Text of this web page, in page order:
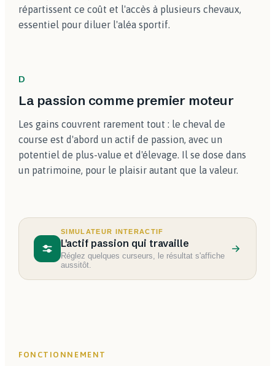
répartissent ce coût et l'accès à plusieurs chevaux,
essentiel pour diluer l'aléa sportif.
D
La passion comme premier moteur
Les gains couvrent rarement tout : le cheval de
course est d'abord un actif de passion, avec un
potentiel de plus-value et d'élevage. Il se dose dans
un patrimoine, pour le plaisir autant que la valeur.
SIMULATEUR INTERACTIF
L'actif passion qui travaille
Réglez quelques curseurs, le résultat s'affiche
aussitôt.
FONCTIONNEMENT